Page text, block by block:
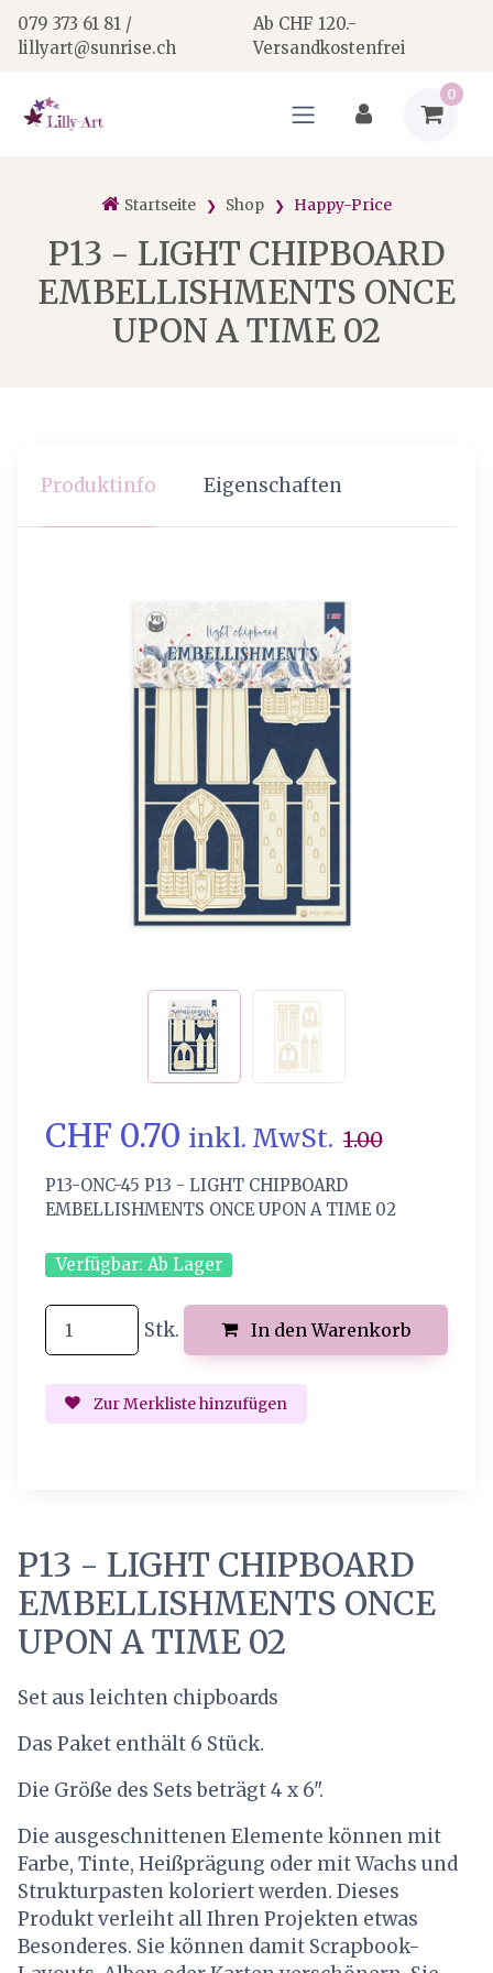
079 373 61 81 /
lillyart@sunrise.ch
Ab CHF 120.-
Versandkostenfrei
0
Startseite Shop Happy-Price
P13 - LIGHT CHIPBOARD
EMBELLISHMENTS ONCE
UPON A TIME 02
Produktinfo Eigenschaften
CHF 0.70 inkl. MwSt. 1.00
P13-ONC-45 P13 - LIGHT CHIPBOARD
EMBELLISHMENTS ONCE UPON A TIME 02
Verfügbar: Ab Lager
Stk. In den Warenkorb
Zur Merkliste hinzufügen
P13 - LIGHT CHIPBOARD
EMBELLISHMENTS ONCE
UPON A TIME 02
Set aus leichten chipboards
Das Paket enthält 6 Stück.
Die Größe des Sets beträgt 4 x 6".
Die ausgeschnittenen Elemente können mit
Farbe, Tinte, Heißprägung oder mit Wachs und
Strukturpasten koloriert werden. Dieses
Produkt verleiht all Ihren Projekten etwas
Besonderes. Sie können damit Scrapbook-